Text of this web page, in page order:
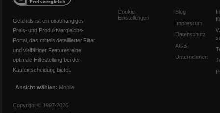
Geizhals ist ein unabhängiges
Preis- und Produktvergleichs-
Portal, das mittels detaillierter Filter
und vielfältiger Features eine
optimale Hilfestellung bei der
Kaufentscheidung bietet.
Ansicht wählen: Mobile
Copyright © 1997-2026
Cookie-
Einstellungen
Blog
Impressum
Datenschutz
AGB
Unternehmen